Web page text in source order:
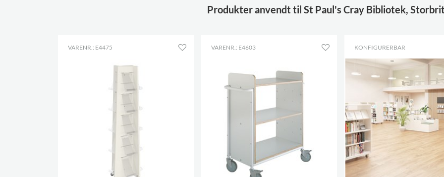
Produkter anvendt til St Paul's Cray Bibliotek,
VARENR.: E4475 VARENR.: E4603 KONFIGURERBAR